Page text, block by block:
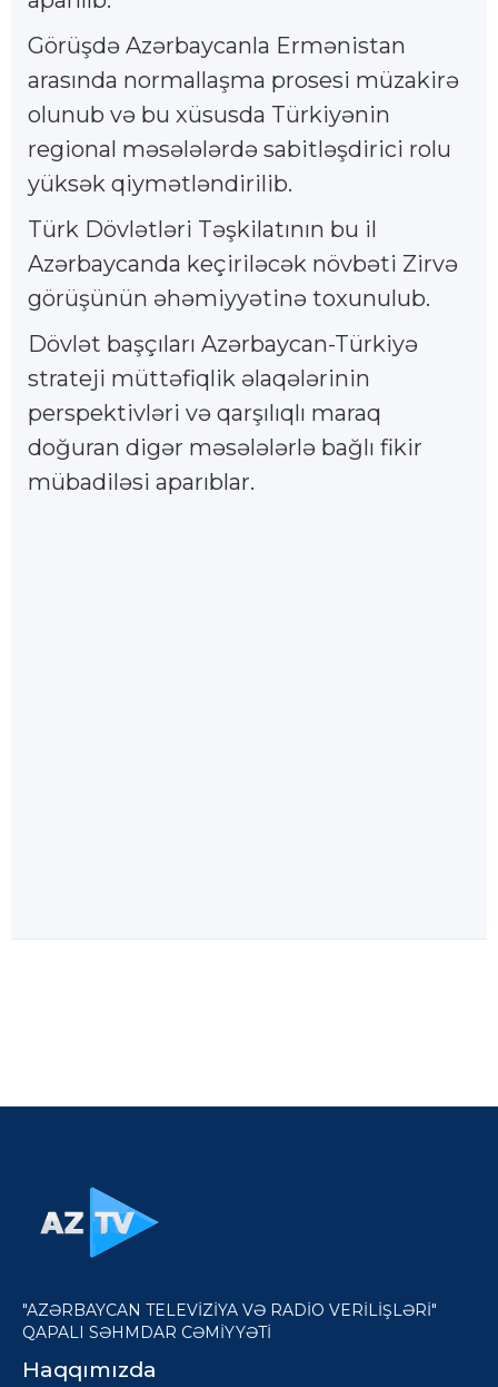
Görüşdə Azərbaycanla Ermənistan
arasında normallaşma prosesi müzakirə
olunub və bu xüsusda Türkiyənin
regional məsələlərdə sabitləşdirici rolu
yüksək qiymətləndirilib.
Türk Dövlətləri Təşkilatının bu il
Azərbaycanda keçiriləcək növbəti Zirvə
görüşünün əhəmiyyətinə toxunulub.
Dövlət başçıları Azərbaycan-Türkiyə
strateji müttəfiqlik əlaqələrinin
perspektivləri və qarşılıqlı maraq
doğuran digər məsələlərlə bağlı fikir
mübadiləsi aparıblar.
"AZƏRBAYCAN TELEVİZİYA VƏ RADİO VERİLİŞLƏRİ"
QAPALI SƏHMDAR CƏMİYYƏTİ
Haqqımızda